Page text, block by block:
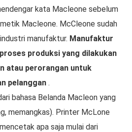
kata Macleone sebelum
Macleone. McCleone sudah
manufaktur. Manufaktur
produksi yang dilakukan
atau perorangan untuk
pelanggan.
bahasa Belanda Macleon yang
memangkas). Printer McLone
apa saja mulai dari